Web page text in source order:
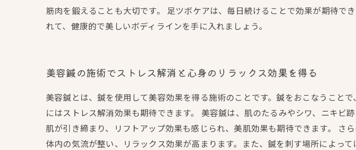
筋肉を鍛えることも大切です。 足ツボケアは、毎日続けることで効果が期待で
れて、健康的で美しいボディラインを手に入れましょう。
美容鍼の施術でストレス解消と心身のリラックス効果を得る
美容鍼とは、鍼を使用して美容効果を得る施術のことです。鍼をおこなうこと
にはストレス解消効果も期待できます。 美容鍼は、肌のたるみやシワ、ニキビ
肌が引き締まり、リフトアップ効果も感じられ、美肌効果も期待できます。 さ
体内の気流が整い、リラックス効果が高まります。また、鍼を刺す場所によっ